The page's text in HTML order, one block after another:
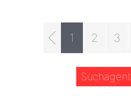
1 2 3
Suchagent